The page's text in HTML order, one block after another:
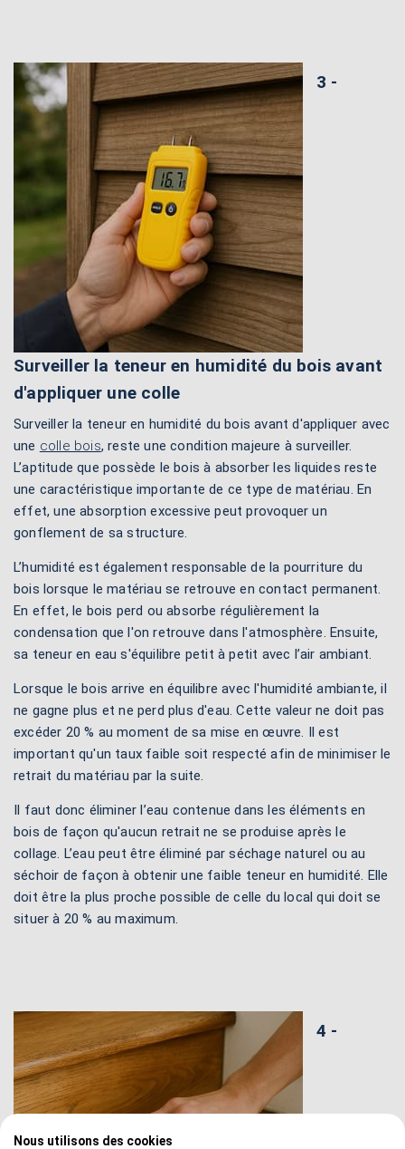
3 -
Surveiller la teneur en humidité du bois avant
d'appliquer une colle
Surveiller la teneur en humidité du bois avant d'appliquer avec
une colle bois, reste une condition majeure à surveiller.
L’aptitude que possède le bois à absorber les liquides reste
une caractéristique importante de ce type de matériau. En
effet, une absorption excessive peut provoquer un
gonflement de sa structure.
L’humidité est également responsable de la pourriture du
bois lorsque le matériau se retrouve en contact permanent.
En effet, le bois perd ou absorbe régulièrement la
condensation que l'on retrouve dans l'atmosphère. Ensuite,
sa teneur en eau s'équilibre petit à petit avec l’air ambiant.
Lorsque le bois arrive en équilibre avec l'humidité ambiante, il
ne gagne plus et ne perd plus d'eau. Cette valeur ne doit pas
excéder 20 % au moment de sa mise en œuvre. Il est
important qu'un taux faible soit respecté afin de minimiser le
retrait du matériau par la suite.
Il faut donc éliminer l’eau contenue dans les éléments en
bois de façon qu'aucun retrait ne se produise après le
collage. L’eau peut être éliminé par séchage naturel ou au
séchoir de façon à obtenir une faible teneur en humidité. Elle
doit être la plus proche possible de celle du local qui doit se
situer à 20 % au maximum.
4 -
Nous utilisons des cookies